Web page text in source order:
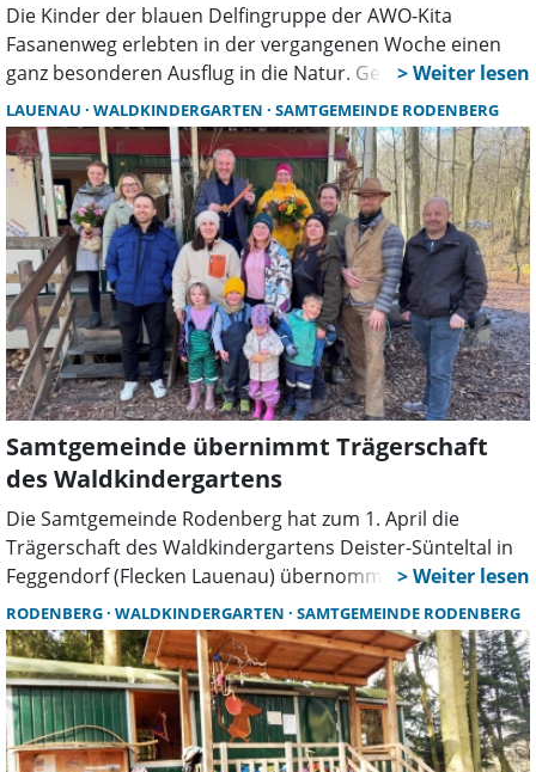
Die Kinder der blauen Delfingruppe der AWO-Kita
Fasanenweg erlebten in der vergangenen Woche einen
ganz besonderen Ausflug in die Natur. Gemeinsam mit
dem pädagogischen Personal machten sie sich bereits
am frühen Morgen auf den Weg nach Obernkirchen, um
den AWO-Waldkindergarten Uhlenbruch zu besuchen.
LAUENAU WALDKINDERGARTEN SAMTGEMEINDE RODENBERG
Samtgemeinde übernimmt Trägerschaft
des Waldkindergartens
Die Samtgemeinde Rodenberg hat zum 1. April die
Trägerschaft des Waldkindergartens Deister-Sünteltal in
Feggendorf (Flecken Lauenau) übernommen. Im Rahmen
eines offiziellen Termins erfolgte die Übergabe durch den
bisherigen Trägerverein, vertreten durch die
Vorsitzenden Mareike Grünewälder und Mareen Mair.
RODENBERG WALDKINDERGARTEN SAMTGEMEINDE RODENBERG